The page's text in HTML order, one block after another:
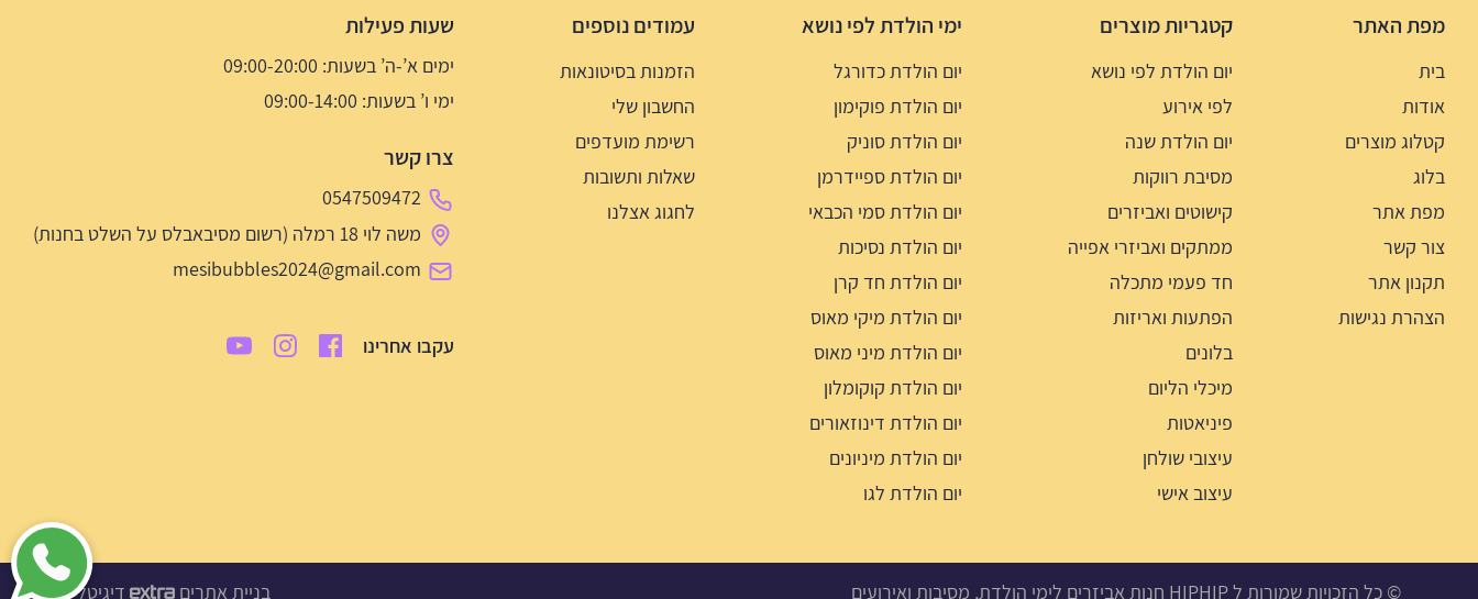
מפת האתר
בית
אודות
קטלוג מוצרים
בלוג
מפת אתר
צור קשר
תקנון אתר
הצהרת נגישות
קטגריות מוצרים
יום הולדת לפי נושא
לפי אירוע
יום הולדת שנה
מסיבת רווקות
קישוטים ואביזרים
ממתקים ואביזרי אפייה
חד פעמי מתכלה
הפתעות ואריזות
בלונים
מיכלי הליום
פיניאטות
עיצובי שולחן
עיצוב אישי
ימי הולדת לפי נושא
יום הולדת כדורגל
יום הולדת פוקימון
יום הולדת סוניק
יום הולדת ספיידרמן
יום הולדת סמי הכבאי
יום הולדת נסיכות
יום הולדת חד קרן
יום הולדת מיקי מאוס
יום הולדת מיני מאוס
יום הולדת קוקומלון
יום הולדת דינוזאורים
יום הולדת מיניונים
יום הולדת לגו
עמודים נוספים
הזמנות בסיטונאות
החשבון שלי
רשימת מועדפים
שאלות ותשובות
לחגוג אצלנו
שעות פעילות
ימים א’-ה’ בשעות: 09:00-20:00
ימי ו’ בשעות: 09:00-14:00
צרו קשר
0547509472
משה לוי 18 רמלה (רשום מסיבאבלס על השלט בחנות)
mesibubbles2024@gmail.com
עקבו אחרינו
© כל הזכויות שמורות ל HIPHIP חנות אביזרים לימי הולדת, מסיבות ואירועים בניית אתרים דיגיטל